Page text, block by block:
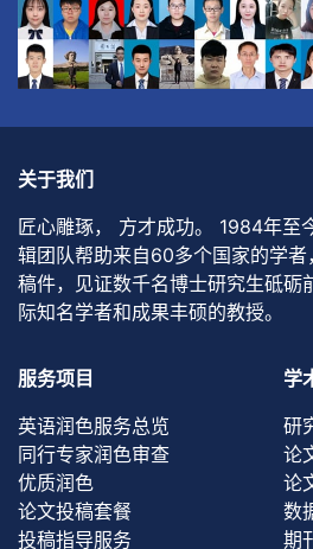
关于我们
匠心雕琢， 方才成功。 1984年至
辑团队帮助来自60多个国家的学
稿件，见证数千名博士研究生砥砺
际知名学者和成果丰硕的教授。
服务项目
英语润色服务总览
同行专家润色审查
优质润色
论文投稿套餐
投稿指导服务
学
研
论
论
数
期